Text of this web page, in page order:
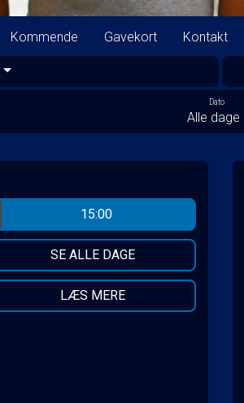
Kommende Gavekort Kontakt
Dato
Alle dage
15:00
SE ALLE DAGE
LÆS MERE